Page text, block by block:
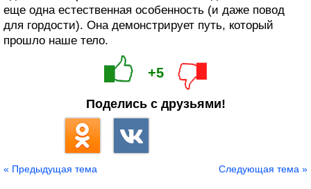
еще одна естественная особенность (и даже повод
для гордости). Она демонстрирует путь, который
прошло наше тело.
+5
Поделись с друзьями!
« Предыдущая тема Следующая тема »